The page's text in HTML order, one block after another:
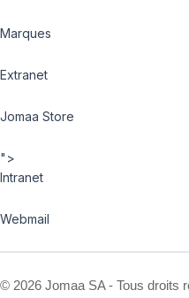
Marques
Extranet
Jomaa Store
">
Intranet
Webmail
© 2026 Jomaa SA - Tous droits